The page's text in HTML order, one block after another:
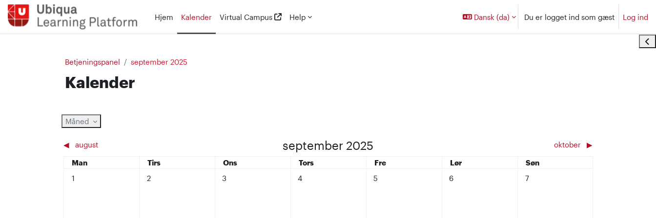
Gå til hovedindhold
Hjem
Kalender Virtual Campus Help Dansk ‎(da)‎ Du er logget ind som gæst Log ind
Betjeningspanel september 2025
Kalender
Måned
◀︎ august september 2025 oktober
▶︎
Mandag
Man Tirsdag
Tirs Onsdag
Ons Torsdag
Tors Fredag
Fre Lørdag
Lør Søndag
Søn
Ingen begivenheder, mandag d. 1. sep..
1 Ingen begivenheder, tirsdag d. 2. sep..
2 Ingen begivenheder, onsdag d. 3. sep..
3 Ingen begivenheder, torsdag d. 4. sep..
4 Ingen begivenheder, fredag d. 5. sep..
5 Ingen begivenheder, lørdag d. 6. sep..
6 Ingen begivenheder, søndag d. 7. sep..
7